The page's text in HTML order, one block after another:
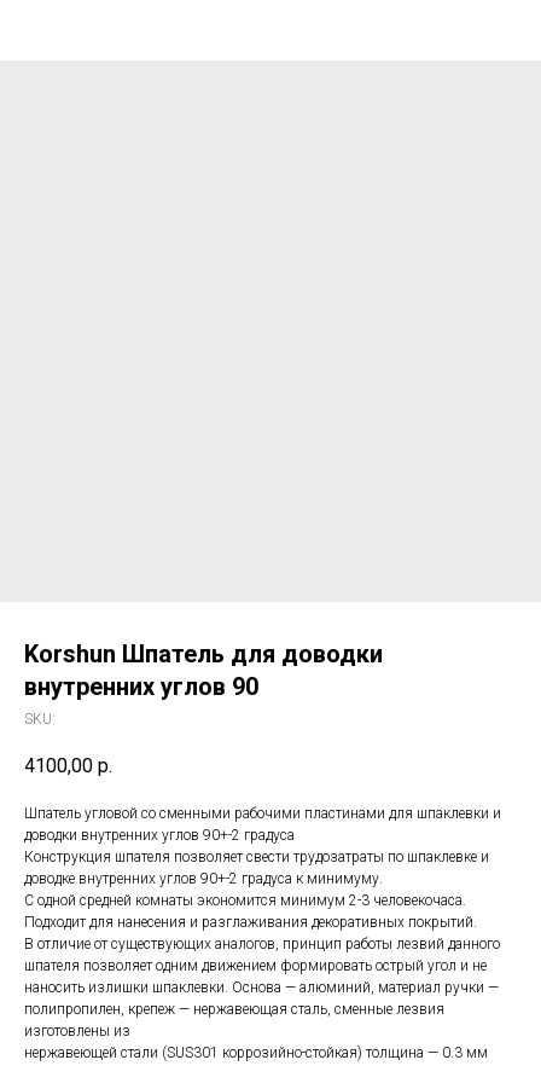
Korshun Шпатель для доводки
внутренних углов 90
SKU:
4100,00 р.
Шпатель угловой со сменными рабочими пластинами для шпаклевки и
доводки внутренних углов 90+-2 градуса
Конструкция шпателя позволяет свести трудозатраты по шпаклевке и
доводке внутренних углов 90+-2 градуса к минимуму.
С одной средней комнаты экономится минимум 2-3 человекочаса.
Подходит для нанесения и разглаживания декоративных покрытий.
В отличие от существующих аналогов, принцип работы лезвий данного
шпателя позволяет одним движением формировать острый угол и не
наносить излишки шпаклевки. Основа — алюминий, материал ручки —
полипропилен, крепеж — нержавеющая сталь, сменные лезвия
изготовлены из
нержавеющей стали (SUS301 коррозийно-стойкая) толщина — 0.3 мм